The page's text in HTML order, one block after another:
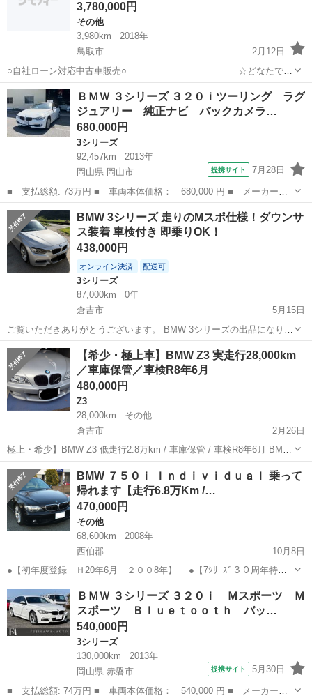
3,780,000円
その他
3,980km
2018年
鳥取市
2月12日
○自社ローン対応中古車販売○ ☆どなたでも
ローン対応可能☆ １、勤続年数の短い方や自営業の方
２、パートをされる主婦の方や派遣社員の方 ３、自己破産等をされた
方やローンが組...
鳥取 鳥取市 車両
ＢＭＷ ３シリーズ ３２０ｉツーリング ラグ
ジュアリー 純正ナビ バックカメラ…
680,000円
3シリーズ
92,457km
2013年
岡山県 岡山市
提携サイト 7月28日
■ 支払総額: 73万円 ■ 車両本体価格： 680,000 円 ■ メーカー
名： ＢＭＷ ■ 車種名： ３シリーズ ■ グレード名： ３２０ｉ
ツーリング ラグジュアリー 純正ナビ バックカメラ プッシュス
タート 純正アル...
岡山 岡山市 3シリーズ
BMW 3シリーズ 走りのMスポ仕様！ダウンサ
ス装着 車検付き 即乗りOK！
438,000円
オンライン決済 配送可
3シリーズ
87,000km
0年
倉吉市
5月15日
ご覧いただきありがとうございます。 BMW 3シリーズの出品になりま
す。 外装は写真の通り、全体的に艶もあり綺麗な印象です。 街乗りか
ら高速まで非常に安定感があります。 今回の車両は ダウンサス装着済
み で、程よくローダ...
鳥取 倉吉市 3シリーズ ダウンサス
【希少・極上車】BMW Z3 実走行28,000km
／車庫保管／車検R8年6月
480,000円
Z3
28,000km
その他
倉吉市
2月26日
極上・希少】BMW Z3 低走行2.8万km / 車庫保管 / 車検R8年6月 BMW
Z3の中でも、ここまで条件の揃った個体は極めて希少です。 低走行・
車庫保管・良好な内外装、すべてが高水準で揃った一台となります。
【...
鳥取 倉吉市
BMW ７５０ｉ Ｉｎｄｉｖｉｄｕａｌ 乗って
帰れます【走行6.8万Km /…
470,000円
その他
68,600km
2008年
西伯郡
10月8日
●【初年度登録 Ｈ20年6月 ２００8年】 ●【7ｼﾘｰｽﾞ３０周年特装
１５０台限定車】 ●【正規ディーラー車／右ハンドル】 ●【実走行
68,600 ｋｍ 】 ●【車検満了日 R５年６月】 ●【リサイクル料...
鳥取 西伯郡 30t
ＢＭＷ ３シリーズ ３２０ｉ Ｍスポーツ Ｍ
スポーツ Ｂｌｕｅｔｏｏｔｈ バッ…
540,000円
3シリーズ
130,000km
2013年
岡山県 赤磐市
提携サイト 5月30日
■ 支払総額: 74万円 ■ 車両本体価格： 540,000 円 ■ メーカー